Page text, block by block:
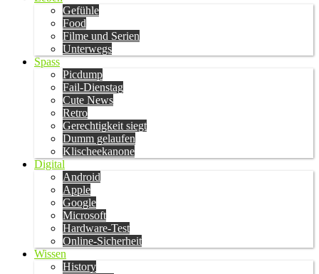
Gefühle
Food
Filme und Serien
Unterwegs
Spass
Picdump
Fail-Dienstag
Cute News
Retro
Gerechtigkeit siegt
Dumm gelaufen
Klischeekanone
Digital
Android
Apple
Google
Microsoft
Hardware-Test
Online-Sicherheit
Wissen
History